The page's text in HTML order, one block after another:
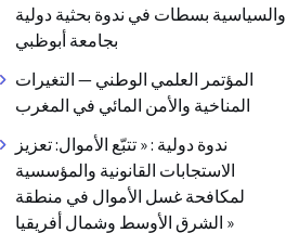
والسياسية بسطات في ندوة بحثية دولية
بجامعة أبوظبي
المؤتمر العلمي الوطني — التغيرات
المناخية والأمن المائي في المغرب
ندوة دولية : « تتبّع الأموال: تعزيز
الاستجابات القانونية والمؤسسية
لمكافحة غسل الأموال في منطقة
الشرق الأوسط وشمال أفريقيا »